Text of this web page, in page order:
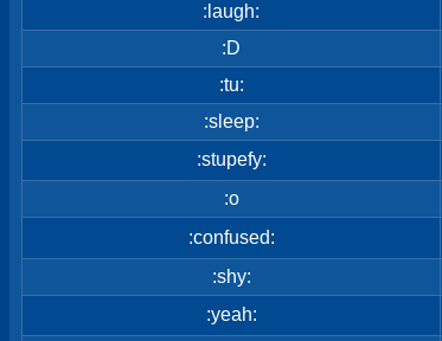
:laugh:
:D
:tu:
:sleep:
:stupefy:
:o
:confused:
:shy:
:yeah: